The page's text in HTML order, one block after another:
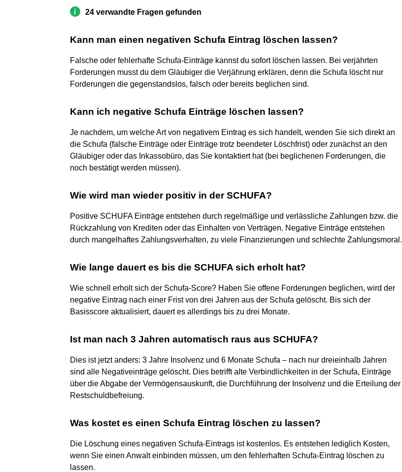
24 verwandte Fragen gefunden
Kann man einen negativen Schufa Eintrag löschen lassen?
Falsche oder fehlerhafte Schufa-Einträge kannst du sofort löschen lassen. Bei verjährten
Forderungen musst du dem Gläubiger die Verjährung erklären, denn die Schufa löscht nur
Forderungen die gegenstandslos, falsch oder bereits beglichen sind.
Kann ich negative Schufa Einträge löschen lassen?
Je nachdem, um welche Art von negativem Eintrag es sich handelt, wenden Sie sich direkt an
die Schufa (falsche Einträge oder Einträge trotz beendeter Löschfrist) oder zunächst an den
Gläubiger oder das Inkassobüro, das Sie kontaktiert hat (bei beglichenen Forderungen, die
noch bestätigt werden müssen).
Wie wird man wieder positiv in der SCHUFA?
Positive SCHUFA Einträge entstehen durch regelmäßige und verlässliche Zahlungen bzw. die
Rückzahlung von Krediten oder das Einhalten von Verträgen. Negative Einträge entstehen
durch mangelhaftes Zahlungsverhalten, zu viele Finanzierungen und schlechte Zahlungsmoral.
Wie lange dauert es bis die SCHUFA sich erholt hat?
Wie schnell erholt sich der Schufa-Score? Haben Sie offene Forderungen beglichen, wird der
negative Eintrag nach einer Frist von drei Jahren aus der Schufa gelöscht. Bis sich der
Basisscore aktualisiert, dauert es allerdings bis zu drei Monate.
Ist man nach 3 Jahren automatisch raus aus SCHUFA?
Dies ist jetzt anders: 3 Jahre Insolvenz und 6 Monate Schufa – nach nur dreieinhalb Jahren
sind alle Negativeinträge gelöscht. Dies betrifft alte Verbindlichkeiten in der Schufa, Einträge
über die Abgabe der Vermögensauskunft, die Durchführung der Insolvenz und die Erteilung der
Restschuldbefreiung.
Was kostet es einen Schufa Eintrag löschen zu lassen?
Die Löschung eines negativen Schufa-Eintrags ist kostenlos. Es entstehen lediglich Kosten,
wenn Sie einen Anwalt einbinden müssen, um den fehlerhaften Schufa-Eintrag löschen zu
lassen.